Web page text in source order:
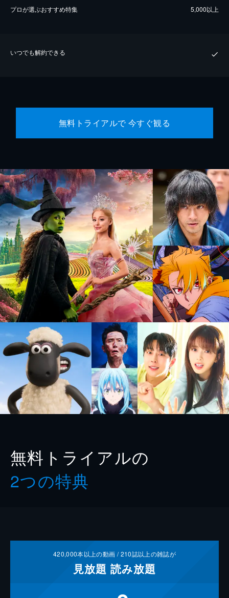
プロが選ぶおすすめ特集 5,000以上
いつでも解約できる
無料トライアルで 今すぐ観る
無料トライアルの
2つの特典
420,000本以上の動画 /210誌以上の雑誌が
見放題 読み放題